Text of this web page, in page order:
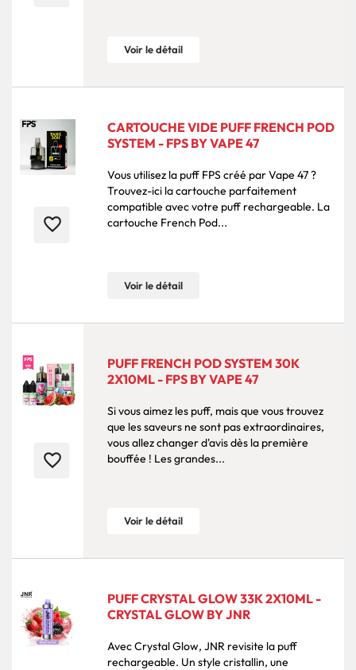
Voir le détail
favorite_border
CARTOUCHE VIDE PUFF FRENCH POD
SYSTEM - FPS BY VAPE 47
Vous utilisez la puff FPS créé par Vape 47 ?
Trouvez-ici la cartouche parfaitement
compatible avec votre puff rechargeable. La
cartouche French Pod...
Voir le détail
favorite_border
PUFF FRENCH POD SYSTEM 30K
2X10ML - FPS BY VAPE 47
Si vous aimez les puff, mais que vous trouvez
que les saveurs ne sont pas extraordinaires,
vous allez changer d'avis dès la première
bouffée ! Les grandes...
Voir le détail
PUFF CRYSTAL GLOW 33K 2X10ML -
CRYSTAL GLOW BY JNR
Avec Crystal Glow, JNR revisite la puff
rechargeable. Un style cristallin, une